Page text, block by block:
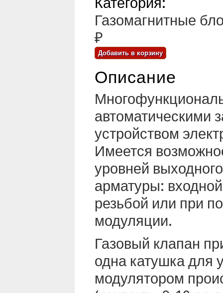
Газомагнитные
₽
Описание
автоматическими
устройством
Имеется
уровней
арматуры:
резьбой или при
модуляции.
Газовый клапан
одна катушка для
модулятором